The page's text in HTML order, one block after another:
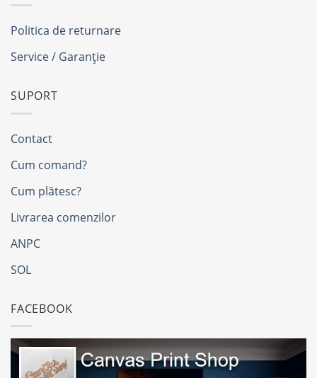
Politica de returnare
Service / Garanție
SUPORT
Contact
Cum comand?
Cum plătesc?
Livrarea comenzilor
ANPC
SOL
FACEBOOK